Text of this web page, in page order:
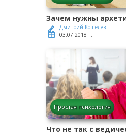
Зачем нужны
Дмитрий Кошелев
03.07.2018 г.
Простая психология
Что не так с